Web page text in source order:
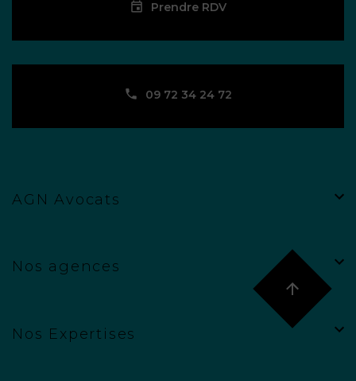
Prendre RDV
09 72 34 24 72
AGN Avocats
Nos agences
Nos Expertises